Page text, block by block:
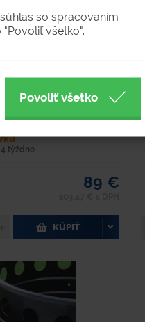
1023-2
a vyberateľnou vložkou s
týždne
89 €
KÚPIŤ
so spracovaním
všetko".
Povoliť všetko